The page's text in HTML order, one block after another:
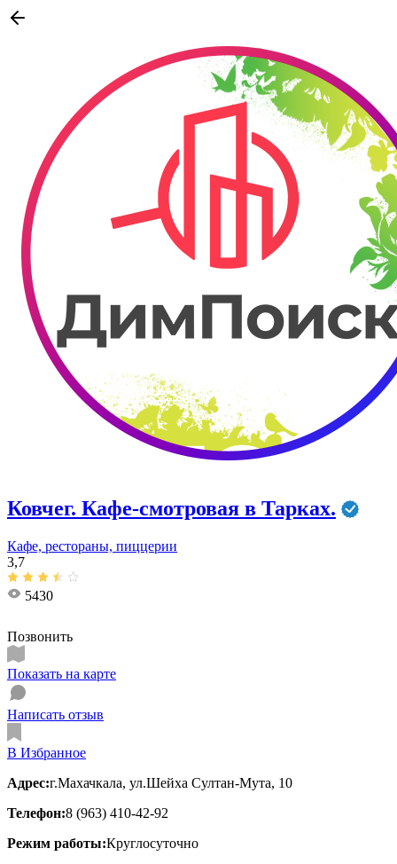
Ковчег. Кафе-смотровая в Тарках.
Кафе, рестораны, пиццерии
3,7
5430
Позвонить
Показать на карте
Написать отзыв
В Избранное
Адрес:г.Махачкала, ул.Шейха Султан-Мута, 10
Телефон:8 (963) 410-42-92
Режим работы:Круглосуточно